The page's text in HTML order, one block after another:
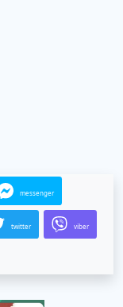
messenger
twitter viber